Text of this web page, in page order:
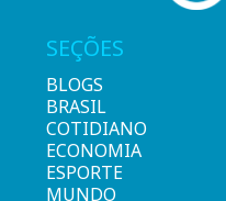
SEÇÕES
BLOGS
BRASIL
COTIDIANO
ECONOMIA
ESPORTE
MUNDO